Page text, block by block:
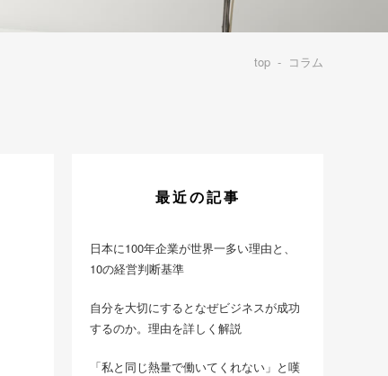
top - コラム
最近の記事
日本に100年企業が世界一多い理由と、
10の経営判断基準
自分を大切にするとなぜビジネスが成功
するのか。理由を詳しく解説
「私と同じ熱量で働いてくれない」と嘆